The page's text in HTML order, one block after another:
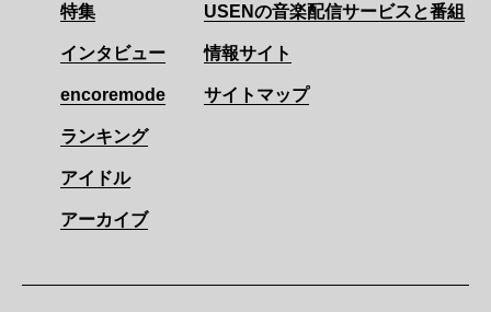
特集
インタビュー
encoremode
ランキング
アイドル
アーカイブ
USENの音楽配信サービスと番組
情報サイト
サイトマップ